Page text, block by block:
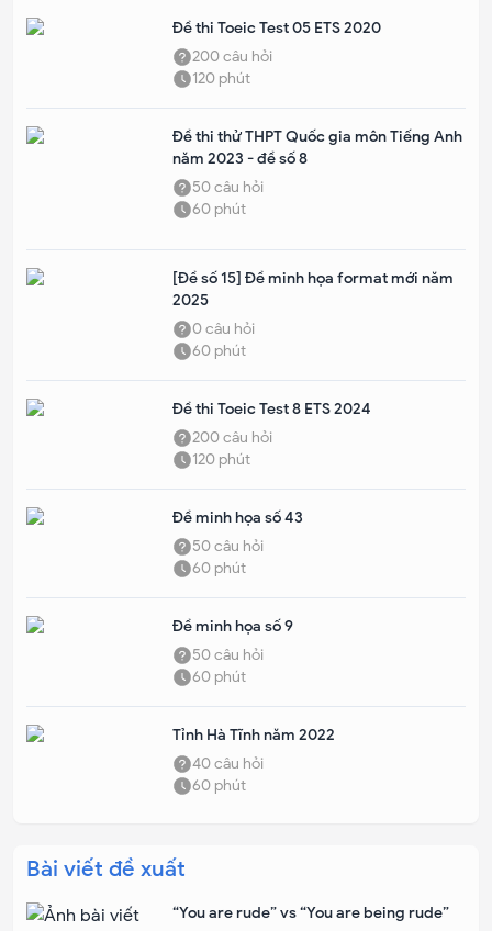
Đề thi Toeic Test 05 ETS 2020
200câu hỏi
120 phút
Đề thi thử THPT Quốc gia môn Tiếng Anh
năm 2023 - đề số 8
50câu hỏi
60 phút
[Đề số 15] Đề minh họa format mới năm
2025
0câu hỏi
60 phút
Đề thi Toeic Test 8 ETS 2024
200câu hỏi
120 phút
Đề minh họa số 43
50câu hỏi
60 phút
Đề minh họa số 9
50câu hỏi
60 phút
Tỉnh Hà Tĩnh năm 2022
40câu hỏi
60 phút
Bài viết đề xuất
“You are rude” vs “You are being rude”